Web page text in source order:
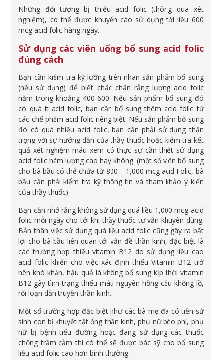
Những đối tượng bị thiếu acid folic (thông qua xét
nghiệm), có thể được khuyến cáo sử dụng tới liều 600
mcg acid folic hàng ngày.
Sử dụng các viên uống bổ sung acid folic
đúng cách
Bạn cần kiểm tra kỹ lưỡng trên nhãn sản phẩm bổ sung
(nếu sử dụng) để biết chắc chắn rằng lượng acid folic
nằm trong khoảng 400-600. Nếu sản phẩm bổ sung đó
có quá ít acid folic, bạn cần bổ sung thêm acid folic từ
các chế phẩm acid folic riêng biệt. Nếu sản phẩm bổ sung
đó có quá nhiều acid folic, bạn cần phải sử dụng thận
trọng với sự hướng dẫn của thầy thuốc hoặc kiểm tra kết
quả xét nghiệm máu xem có thực sự cần thiết sử dụng
acid folic hàm lượng cao hay không. (một số viên bổ sung
cho bà bầu có thể chứa từ 800 – 1,000 mcg acid Folic, bà
bầu cần phải kiểm tra kỹ thông tin và tham khảo ý kiến
của thầy thuốc)
Bạn cần nhớ rằng không sử dụng quá liều 1,000 mcg acid
folic mỗi ngày cho tới khi thầy thuốc tư vấn khuyên dùng.
Bản thân việc sử dụng quá liều acid folic cũng gây ra bất
lợi cho bà bầu liên quan tới vấn đề thần kinh, đặc biệt là
các trường hợp thiếu vitamin B12 do sử dụng liều cao
acid folic khiến cho việc xác định thiếu Vitamin B12 trở
nên khó khăn, hậu quả là không bổ sung kịp thời vitamin
B12 gây tình trạng thiếu máu nguyên hồng cầu khổng lồ,
rối loạn dẫn truyền thần kinh.
Một số trường hợp đặc biệt như các bà mẹ đã có tiền sử
sinh con bị khuyết tật ống thần kinh, phụ nữ béo phì, phụ
nữ bị bệnh tiểu đường hoặc đang sử dụng các thuốc
chống trầm cảm thì có thể sẽ được bác sỹ cho bổ sung
liều acid folic cao hơn bình thường.